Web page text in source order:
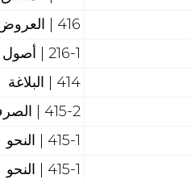
416 | العروض
216-1 | أصول فقه
414 | البلاغة
415-2 | الصرف
415-1 | النحو
415-1 | النحو